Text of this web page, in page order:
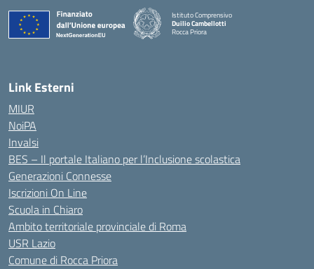
Istituto Comprensivo
Duilio Cambellotti
Rocca Priora
Link Esterni
MIUR
NoiPA
Invalsi
BES – Il portale Italiano per l’Inclusione scolastica
Generazioni Connesse
Iscrizioni On Line
Scuola in Chiaro
Ambito territoriale provinciale di Roma
USR Lazio
Comune di Rocca Priora